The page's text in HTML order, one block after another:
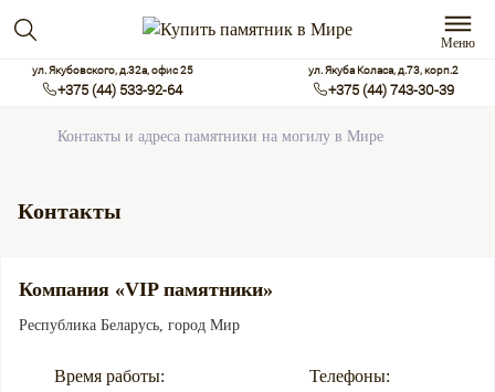
Меню
ул. Якубовского, д.32а, офис 25
+375 (44) 533-92-64
ул. Якуба Коласа, д.73, корп.2
+375 (44) 743-30-39
Контакты и адреса памятники на могилу в Мире
Контакты
Компания «VIP памятники»
Республика Беларусь, город Мир
Время работы: Телефоны: